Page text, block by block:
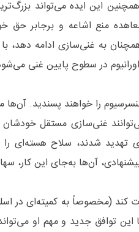
این ایده می‌تواند
منع اشاعه و برجابر حق‌
به غنی‌سازی ادامه دهد،
اورانیوم در سطوح پایین غنی‌
را خواهند پسندید. آن‌ها
می‌توانند غنی‌سازی مستقل
تهدید شدند، سلاح هسته‌ای
آن‌ها به‌جای این کار،
کند (مخصوصاً به کمیته‌ای در
توافق جدید و مهم او